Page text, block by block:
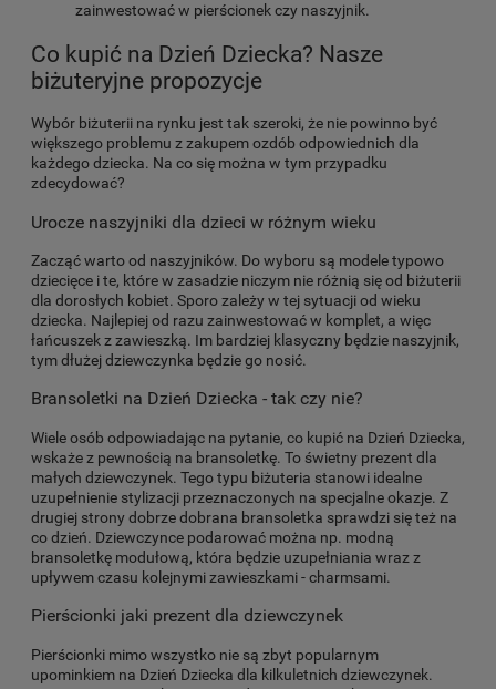
zainwestować w pierścionek czy naszyjnik.
Co kupić na Dzień Dziecka? Nasze
biżuteryjne propozycje
Wybór biżuterii na rynku jest tak szeroki, że nie powinno być
większego problemu z zakupem ozdób odpowiednich dla
każdego dziecka. Na co się można w tym przypadku
zdecydować?
Urocze naszyjniki dla dzieci w różnym wieku
Zacząć warto od naszyjników. Do wyboru są modele typowo
dziecięce i te, które w zasadzie niczym nie różnią się od biżuterii
dla dorosłych kobiet. Sporo zależy w tej sytuacji od wieku
dziecka. Najlepiej od razu zainwestować w komplet, a więc
łańcuszek z zawieszką. Im bardziej klasyczny będzie naszyjnik,
tym dłużej dziewczynka będzie go nosić.
Bransoletki na Dzień Dziecka - tak czy nie?
Wiele osób odpowiadając na pytanie, co kupić na Dzień Dziecka,
wskaże z pewnością na bransoletkę. To świetny prezent dla
małych dziewczynek. Tego typu biżuteria stanowi idealne
uzupełnienie stylizacji przeznaczonych na specjalne okazje. Z
drugiej strony dobrze dobrana bransoletka sprawdzi się też na
co dzień. Dziewczynce podarować można np. modną
bransoletkę modułową, która będzie uzupełniania wraz z
upływem czasu kolejnymi zawieszkami - charmsami.
Pierścionki jaki prezent dla dziewczynek
Pierścionki mimo wszystko nie są zbyt popularnym
upominkiem na Dzień Dziecka dla kilkuletnich dziewczynek.